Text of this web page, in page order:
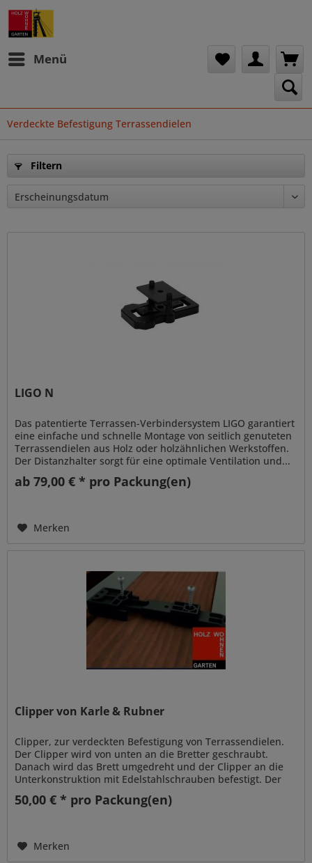
Menü
Verdeckte Befestigung Terrassendielen
Filtern
LIGO N
Das patentierte Terrassen-Verbindersystem LIGO garantiert
eine einfache und schnelle Montage von seitlich genuteten
Terrassendielen aus Holz oder holzähnlichen Werkstoffen.
Der Distanzhalter sorgt für eine optimale Ventilation und...
ab 79,00 € * pro Packung(en)
Merken
Clipper von Karle & Rubner
Clipper, zur verdeckten Befestigung von Terrassendielen.
Der Clipper wird von unten an die Bretter geschraubt.
Danach wird das Brett umgedreht und der Clipper an die
Unterkonstruktion mit Edelstahlschrauben befestigt. Der
CLIPPER bietet...
50,00 € * pro Packung(en)
Merken